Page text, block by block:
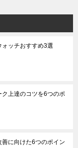
ッチおすすめ3選
ク上達のコツを6つのポ
に向けた6つのポイン